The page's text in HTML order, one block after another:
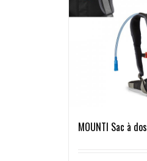
MOUNTI Sac à dos